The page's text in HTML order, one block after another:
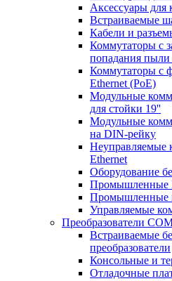
Аксессуары для
Встраиваемые
Кабели и
Коммутаторы с
попадания пыли
Коммутаторы с
Ethernet (PoE)
Модульные
для стойки 19''
Модульные
на DIN-рейку
Неуправляемые
Ethernet
Оборудование
Промышленные
Промышленные
Управляемые
Преобразователи
Встраиваемые
преобразователи
Консольные и
Отладочные